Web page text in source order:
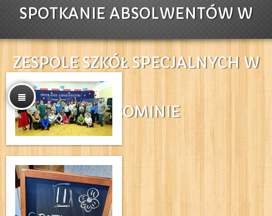
SPOTKANIE ABSOLWENTÓW W
ZESPOLE SZKÓŁ SPECJALNYCH W
ŻUROMINIE